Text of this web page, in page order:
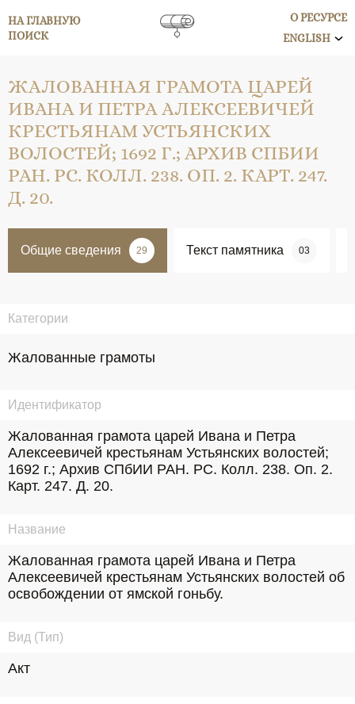
НА ГЛАВНУЮ
ПОИСК
О РЕСУРСЕ
ENGLISH
ЖАЛОВАННАЯ ГРАМОТА ЦАРЕЙ
ИВАНА И ПЕТРА АЛЕКСЕЕВИЧЕЙ
КРЕСТЬЯНАМ УСТЬЯНСКИХ
ВОЛОСТЕЙ; 1692 Г.; АРХИВ СПБИИ
РАН. РС. КОЛЛ. 238. ОП. 2. КАРТ. 247.
Д. 20.
Общие сведения 29 Текст памятника 03
Категории
Жалованные грамоты
Идентификатор
Жалованная грамота царей Ивана и Петра
Алексеевичей крестьянам Устьянских волостей;
1692 г.; Архив СПбИИ РАН. РС. Колл. 238. Оп. 2.
Карт. 247. Д. 20.
Название
Жалованная грамота царей Ивана и Петра
Алексеевичей крестьянам Устьянских волостей об
освобождении от ямской гоньбу.
Вид (Тип)
Акт